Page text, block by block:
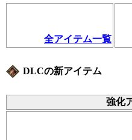
全アイテム一覧
DLCの新アイテム
強化